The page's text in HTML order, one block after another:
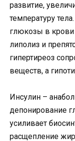
развитие,
температуру
глюкозы в крови
липолиз и
гипертиреоз
веществ, а
Инсулин –
депонирование
усиливает
расщепление